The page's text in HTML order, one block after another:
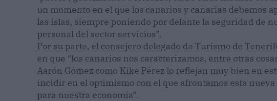
un momento en el que los canarios y canarias debemos
las islas, siempre poniendo por delante la seguridad de
personal del sector servicios”.
Por su parte, el consejero delegado de Turismo de
en que “los canarios nos caracterizamos, entre otras
Aarón Gómez como Kike Pérez lo reflejan muy bien en
incidir en el optimismo con el que afrontamos esta
para nuestra economía”.